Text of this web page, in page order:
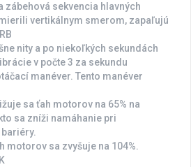
zábehová sekvencia hlavných
vertikálnym smerom, zapaľujú
nity a po niekoľkých sekundách
v počte 3 za sekundu
manéver. Tento manéver
sa ťah motorov na 65% na
sa zníži namáhanie pri
motorov sa zvyšuje na 104%.